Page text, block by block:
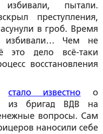
избивали, пытали.
преступления,
в гроб. Время
избивали… Чем не
это дело всё-таки
восстановления
стало известно о
из бригад ВДВ на
вопросы. Сам
наносили себе